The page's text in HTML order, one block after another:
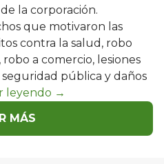
la corporación.
que motivaron las
contra la salud, robo
a comercio, lesiones
pública y daños
MÁS